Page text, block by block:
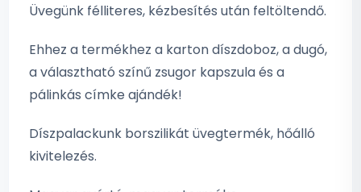
Üvegünk félliteres, kézbesítés után feltöltendő.
Ehhez a termékhez a karton díszdoboz, a dugó,
a választható színű zsugor kapszula és a
pálinkás címke ajándék!
Díszpalackunk borszilikát üvegtermék, hőálló
kivitelezés.